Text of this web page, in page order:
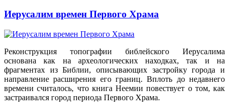
Иерусалим времен Первого Храма
Реконструкция топографии библейского Иерусалима
основана как на археологических находках, так и на
фрагментах из Библии, описывающих застройку города и
направление расширения его границ. Вплоть до недавнего
времени считалось, что книга Неемии повествует о том, как
застраивался город периода Первого Храма.